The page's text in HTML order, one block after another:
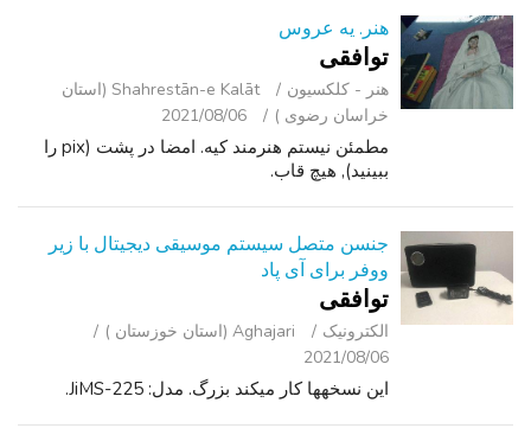
هنر. يه عروس
توافقی
هنر - کلکسیون
Shahrestān-e Kalāt (استان
خراسان رضوی )
2021/08/06
مطمئن نيستم هنرمند کيه. امضا در پشت (pix را
ببینید), هیچ قاب.
جنسن متصل سیستم موسیقی دیجیتال با زیر
ووفر برای آی پاد
توافقی
الکترونیک
Aghajari (استان خوزستان )
2021/08/06
این نسخهها کار میکند بزرگ. مدل: JiMS-225.